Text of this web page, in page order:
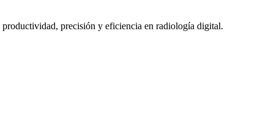
precisión y eficiencia en radiología digital.